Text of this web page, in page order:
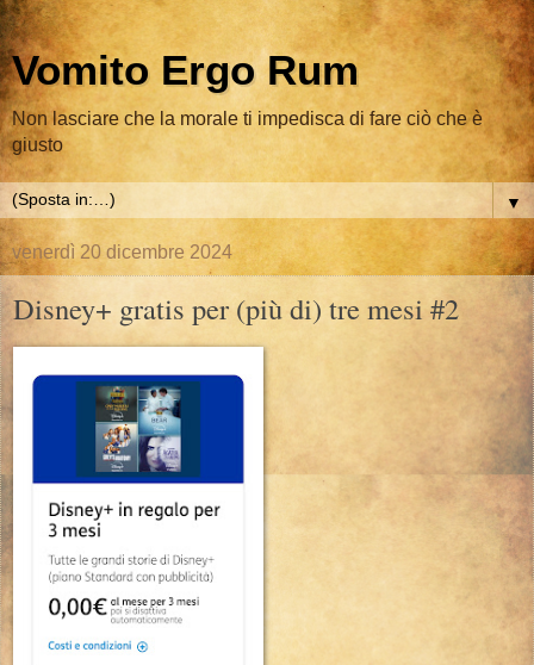
Vomito Ergo Rum
Non lasciare che la morale ti impedisca di fare ciò che è
giusto
▼
venerdì 20 dicembre 2024
Disney+ gratis per (più di) tre mesi #2